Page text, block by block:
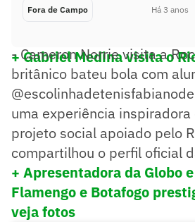
Fora de Campo Há 3 anos
+ Gabriel Medina visita o
- Cameron Norrie visita a
britânico bateu bola com
uma experiência
projeto social apoiado pelo
compartilhou o perfil oficial
+ Apresentadora da Globo
Flamengo e Botafogo
veja fotos